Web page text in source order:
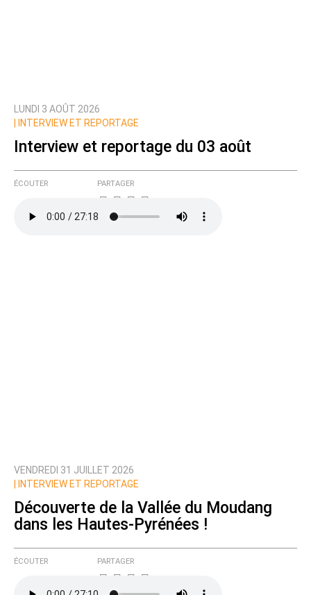
LUNDI 3 AOÛT 2026
INTERVIEW ET REPORTAGE
Interview et reportage du 03 août
ÉCOUTER PARTAGER
VENDREDI 31 JUILLET 2026
INTERVIEW ET REPORTAGE
Découverte de la Vallée du Moudang
dans les Hautes-Pyrénées !
ÉCOUTER PARTAGER